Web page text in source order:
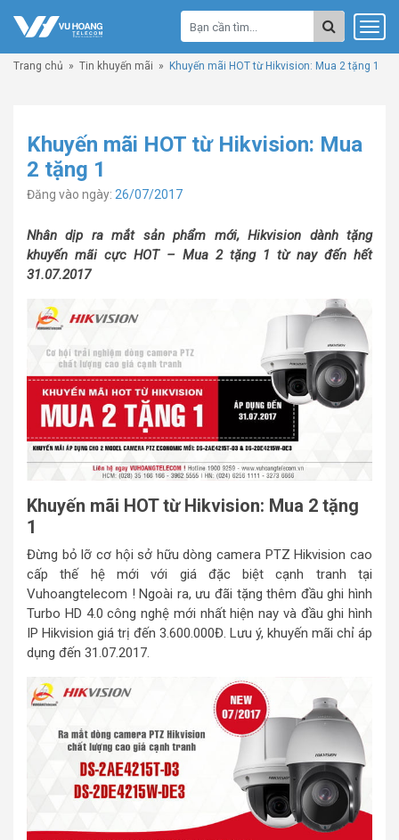
Trang chủ » Tin khuyến mãi » Khuyến mãi HOT từ Hikvision: Mua 2 tặng 1
Khuyến mãi HOT từ Hikvision: Mua
2 tặng 1
Đăng vào ngày: 26/07/2017
Nhân dịp ra mắt sản phẩm mới, Hikvision dành tặng
khuyến mãi cực HOT – Mua 2 tặng 1 từ nay đến hết
31.07.2017
Khuyến mãi HOT từ Hikvision: Mua 2 tặng
1
Đừng bỏ lỡ cơ hội sở hữu dòng camera PTZ Hikvision cao
cấp thế hệ mới với giá đặc biệt cạnh tranh tại
Vuhoangtelecom ! Ngoài ra, ưu đãi tặng thêm đầu ghi hình
Turbo HD 4.0 công nghệ mới nhất hiện nay và đầu ghi hình
IP Hikvision giá trị đến 3.600.000Đ. Lưu ý, khuyến mãi chỉ áp
dụng đến 31.07.2017.